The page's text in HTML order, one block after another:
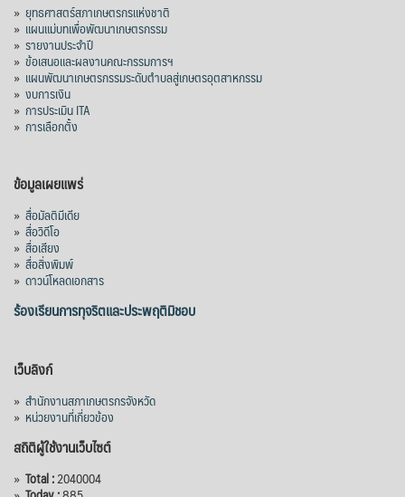
» ยุทธศาสตร์สภาเกษตรกรแห่งชาติ
» แผนแม่บทเพื่อพัฒนาเกษตรกรรม
» รายงานประจำปี
» ข้อเสนอและผลงานคณะกรรมการฯ
» แผนพัฒนาเกษตรกรรมระดับตำบลสู่เกษตรอุตสาหกรรม
» งบการเงิน
» การประเมิน ITA
» การเลือกตั้ง
ข้อมูลเผยแพร่
» สื่อมัลติมีเดีย
» สื่อวิดีโอ
» สื่อเสียง
» สื่อสิ่งพิมพ์
» ดาวน์โหลดเอกสาร
ร้องเรียนการทุจริตและประพฤติมิชอบ
เว็บลิงก์
» สำนักงานสภาเกษตรกรจังหวัด
» หน่วยงานที่เกี่ยวข้อง
สถิติผู้ใช้งานเว็บไซต์
» Total :2040004